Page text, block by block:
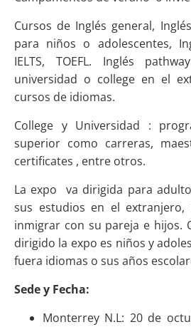
Cursos de Inglés general,
para niños o adolescentes,
IELTS, TOEFL. Inglés
universidad o college en el
cursos de idiomas.
College y Universidad :
superior como carreras,
certificates , entre otros.
La expo va dirigida para
sus estudios en el extranjero,
inmigrar con su pareja e hijos.
dirigido la expo es niños y
fuera idiomas o sus años
Sede y Fecha:
Monterrey N.L: 20 de